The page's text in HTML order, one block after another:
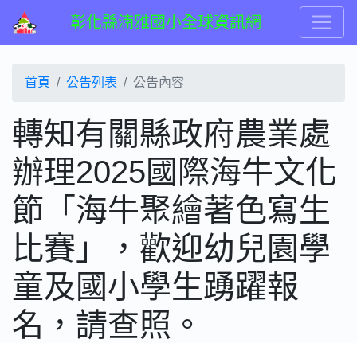
彰化縣湳雅國小全球資訊網
首頁 公告列表 公告內容
轉知有關縣政府農業處
辦理2025國際海牛文化
節「海牛聚繪著色寫生
比賽」，歡迎幼兒園學
童及國小學生踴躍報
名，請查照。